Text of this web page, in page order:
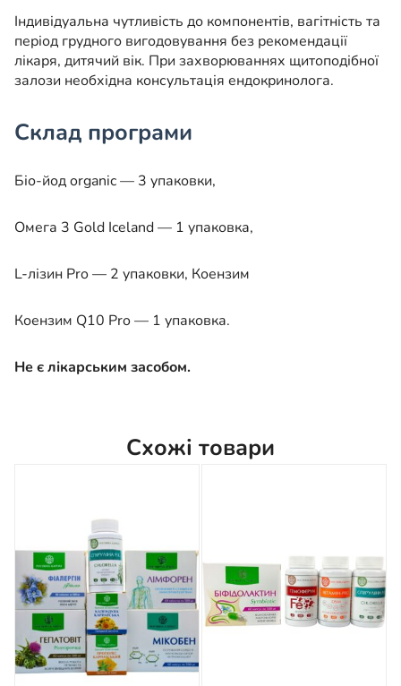
Індивідуальна чутливість до компонентів, вагітність та
період грудного вигодовування без рекомендації
лікаря, дитячий вік. При захворюваннях щитоподібної
залози необхідна консультація ендокринолога.
Склад програми
Біо-йод organic — 3 упаковки,
Омега 3 Gold Iceland — 1 упаковка,
L-лізин Pro — 2 упаковки, Коензим
Коензим Q10 Pro — 1 упаковка.
Не є лікарським засобом.
Схожі товари